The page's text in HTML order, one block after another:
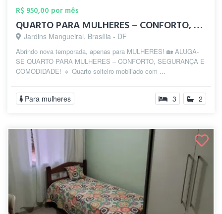
R$ 950,00 por mês
QUARTO PARA MULHERES – CONFORTO, SEGURAN...
Jardins Mangueiral, Brasília - DF
Abrindo nova temporada, apenas para MULHERES! 🏡 ALUGA-
SE QUARTO PARA MULHERES – CONFORTO, SEGURANÇA E
COMODIDADE! 🔹 Quarto solteiro mobiliado com ...
Para mulheres 3 2